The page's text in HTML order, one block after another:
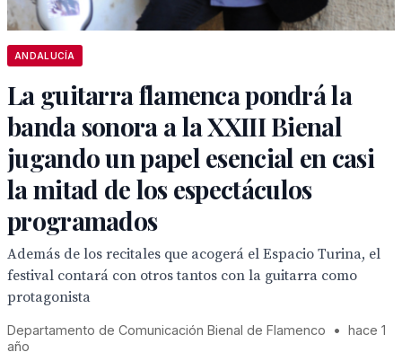
ANDALUCÍA
La guitarra flamenca pondrá la
banda sonora a la XXIII Bienal
jugando un papel esencial en casi
la mitad de los espectáculos
programados
Además de los recitales que acogerá el Espacio Turina, el
festival contará con otros tantos con la guitarra como
protagonista
Departamento de Comunicación Bienal de Flamenco • hace 1
año